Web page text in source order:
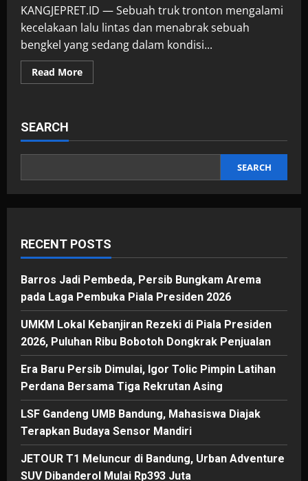
KANGJEPRET.ID — Sebuah truk tronton mengalami
kecelakaan lalu lintas dan menabrak sebuah
bengkel yang sedang dalam kondisi...
Read MoreRead
more
Kosong,
Ditemukan
SEARCH
SEARCH
RECENT POSTS
Barros Jadi Pembeda, Persib Bungkam Arema
pada Laga Pembuka Piala Presiden 2026
UMKM Lokal Kebanjiran Rezeki di Piala Presiden
2026, Puluhan Ribu Bobotoh Dongkrak Penjualan
Era Baru Persib Dimulai, Igor Tolic Pimpin Latihan
Perdana Bersama Tiga Rekrutan Asing
LSF Gandeng UMB Bandung, Mahasiswa Diajak
Terapkan Budaya Sensor Mandiri
JETOUR T1 Meluncur di Bandung, Urban Adventure
SUV Dibanderol Mulai Rp393 Juta